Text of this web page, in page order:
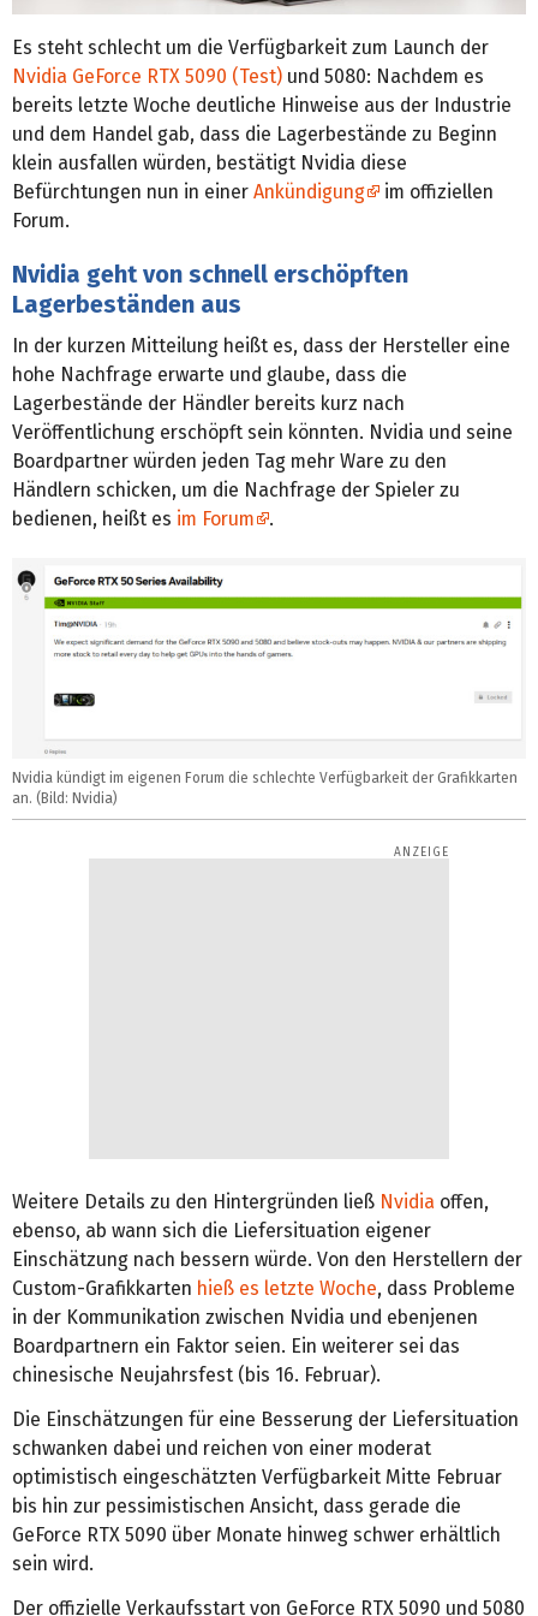
Es steht schlecht um die Verfügbarkeit zum Launch der
Nvidia GeForce RTX 5090 (Test) und 5080: Nachdem es
bereits letzte Woche deutliche Hinweise aus der Industrie
und dem Handel gab, dass die Lagerbestände zu Beginn
klein ausfallen würden, bestätigt Nvidia diese
Befürchtungen nun in einer Ankündigung
im offiziellen
Forum.
Nvidia geht von schnell erschöpften
Lagerbeständen aus
In der kurzen Mitteilung heißt es, dass der Hersteller eine
hohe Nachfrage erwarte und glaube, dass die
Lagerbestände der Händler bereits kurz nach
Veröffentlichung erschöpft sein könnten. Nvidia und seine
Boardpartner würden jeden Tag mehr Ware zu den
Händlern schicken, um die Nachfrage der Spieler zu
bedienen, heißt es im Forum .
Nvidia kündigt im eigenen Forum die schlechte Verfügbarkeit der Grafikkarten
an. (Bild: Nvidia)
Weitere Details zu den Hintergründen ließ Nvidia offen,
ebenso, ab wann sich die Liefersituation eigener
Einschätzung nach bessern würde. Von den Herstellern der
Custom-Grafikkarten hieß es letzte Woche, dass Probleme
in der Kommunikation zwischen Nvidia und ebenjenen
Boardpartnern ein Faktor seien. Ein weiterer sei das
chinesische Neujahrsfest (bis 16. Februar).
Die Einschätzungen für eine Besserung der Liefersituation
schwanken dabei und reichen von einer moderat
optimistisch eingeschätzten Verfügbarkeit Mitte Februar
bis hin zur pessimistischen Ansicht, dass gerade die
GeForce RTX 5090 über Monate hinweg schwer erhältlich
sein wird.
Der offizielle Verkaufsstart von GeForce RTX 5090 und 5080